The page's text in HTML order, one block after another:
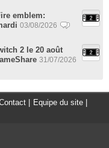
emblem:
03/08/2026
2 le 20 août
31/07/2026
Equipe du site